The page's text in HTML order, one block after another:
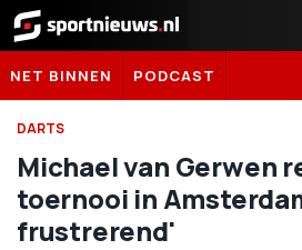
Sportnieuws.nl
NET BINNEN PODCAST
DARTS
Michael van Gerwen
toernooi in
frustrerend'